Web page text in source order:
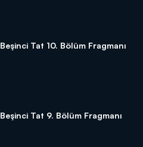
Beşinci Tat 10. Bölüm Fragmanı
Beşinci Tat 9. Bölüm Fragmanı